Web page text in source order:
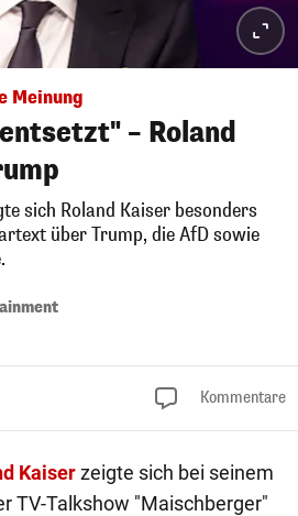
Meinung
– Roland
sich Roland Kaiser besonders
über Trump, die AfD sowie
Kommentare
Kaiserzeigte sich bei seinem
TV-Talkshow "Maischberger"